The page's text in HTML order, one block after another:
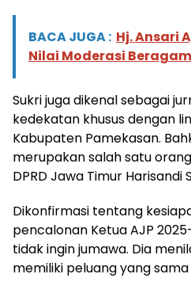
BACA JUGA : Hj. Ansari
Nilai Moderasi
Sukri juga dikenal sebagai
kedekatan khusus dengan
Kabupaten Pamekasan.
merupakan salah satu
DPRD Jawa Timur Harisandi
Dikonfirmasi tentang
pencalonan Ketua AJP
tidak ingin jumawa. Dia
memiliki peluang yang